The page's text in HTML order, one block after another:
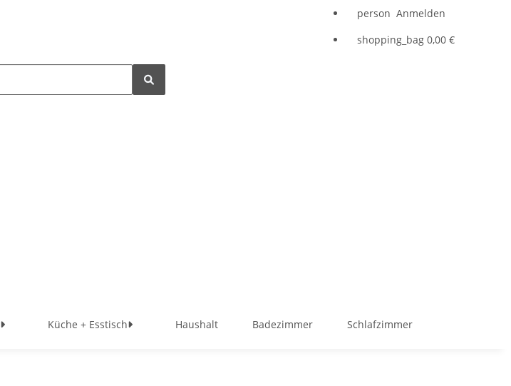
person Anmelden
shopping_bag 0,00 €
Küche + Esstisch Haushalt Badezimmer Schlafzimmer